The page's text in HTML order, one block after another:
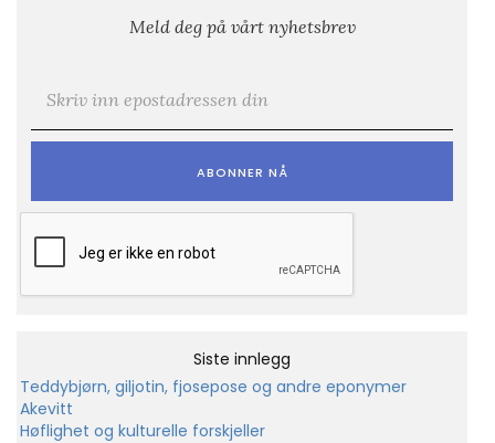
Meld deg på vårt nyhetsbrev
Siste innlegg
Teddybjørn, giljotin, fjosepose og andre eponymer
Akevitt
Høflighet og kulturelle forskjeller